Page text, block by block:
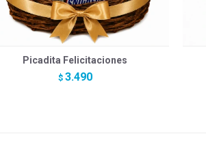
Picadita Felicitaciones
$ 3.490